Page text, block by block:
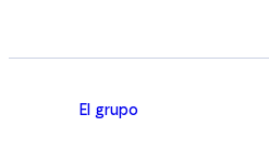
El grupo